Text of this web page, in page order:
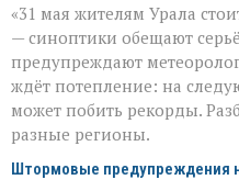
«31 мая жителям Урала
— синоптики обещают
предупреждают
ждёт потепление: на
может побить рекорды.
разные регионы.
Штормовые предупреждения